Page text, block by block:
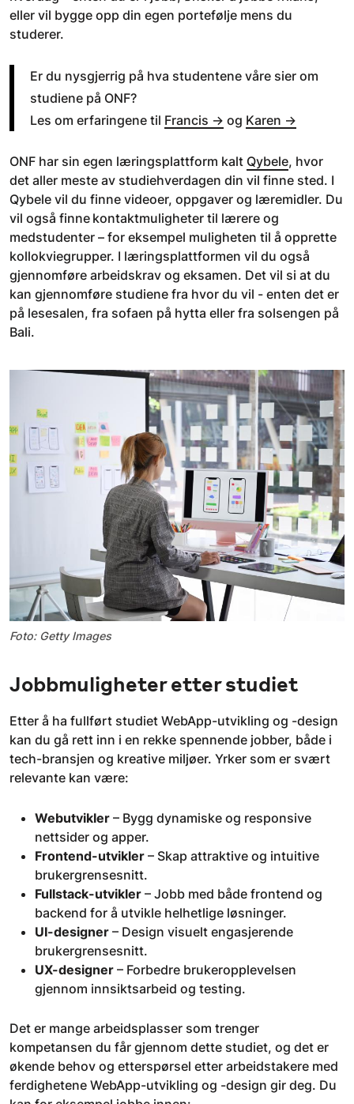
eller vil bygge opp din egen portefølje mens du
studerer.
Er du nysgjerrig på hva studentene våre sier om
studiene på ONF?
Les om erfaringene til Francis → og Karen →
ONF har sin egen læringsplattform kalt Qybele, hvor
det aller meste av studiehverdagen din vil finne sted. I
Qybele vil du finne videoer, oppgaver og læremidler. Du
vil også finne kontaktmuligheter til lærere og
medstudenter – for eksempel muligheten til å opprette
kollokviegrupper. I læringsplattformen vil du også
gjennomføre arbeidskrav og eksamen. Det vil si at du
kan gjennomføre studiene fra hvor du vil - enten det er
på lesesalen, fra sofaen på hytta eller fra solsengen på
Bali.
Foto: Getty Images
Jobbmuligheter etter studiet
Etter å ha fullført studiet WebApp-utvikling og -design
kan du gå rett inn i en rekke spennende jobber, både i
tech-bransjen og kreative miljøer. Yrker som er svært
relevante kan være:
Webutvikler – Bygg dynamiske og responsive
nettsider og apper.
Frontend-utvikler – Skap attraktive og intuitive
brukergrensesnitt.
Fullstack-utvikler – Jobb med både frontend og
backend for å utvikle helhetlige løsninger.
UI-designer – Design visuelt engasjerende
brukergrensesnitt.
UX-designer – Forbedre brukeropplevelsen
gjennom innsiktsarbeid og testing.
Det er mange arbeidsplasser som trenger
kompetansen du får gjennom dette studiet, og det er
økende behov og etterspørsel etter arbeidstakere med
ferdighetene WebApp-utvikling og -design gir deg. Du